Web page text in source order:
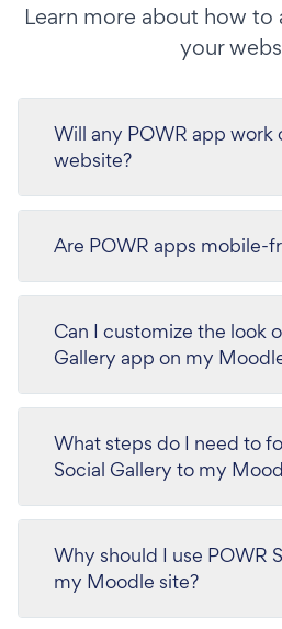
Learn more about how to
your
Will any POWR app work
website?
Are POWR apps mobile-
Can I customize the look
Gallery app on my
What steps do I need to
Social Gallery to my
Why should I use POWR
my Moodle site?